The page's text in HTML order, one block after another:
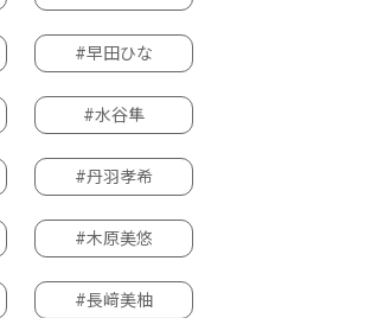
#早田ひな
#水谷隼
#丹羽孝希
#木原美悠
#長﨑美柚